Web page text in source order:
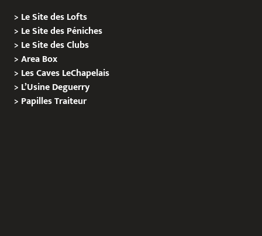
> Le Site des Lofts
> Le Site des Péniches
> Le Site des Clubs
>Area Box
> Les Caves LeChapelais
> L’Usine Deguerry
> PapillesTraiteur